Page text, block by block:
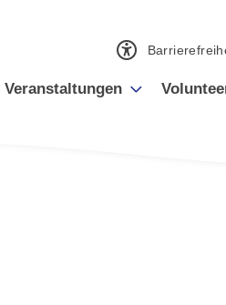
Veranstaltungen